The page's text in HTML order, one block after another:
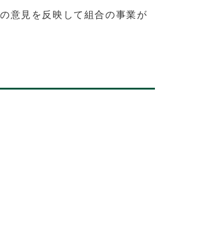
意見を反映して組合の事業が